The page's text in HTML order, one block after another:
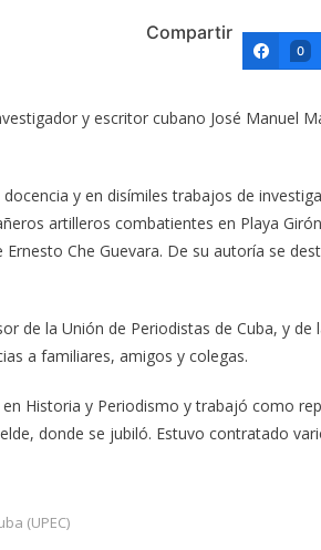
Compartir
0
y escritor cubano José Manuel
y en disímiles trabajos de
artilleros combatientes en Playa
Che Guevara. De su autoría se
de la Unión de Periodistas de Cuba, y de
a familiares, amigos y colegas.
Historia y Periodismo y trabajó como
donde se jubiló. Estuvo contratado
(UPEC)